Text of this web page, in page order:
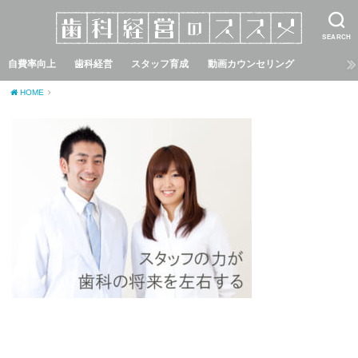
SEARCH
自費率向上 歯科経営 スタッフ育成 動画カウンセリング
HOME